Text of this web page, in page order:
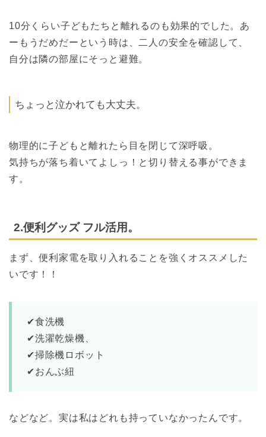
10分くらい子どもたちと離れるのも効果的でした。 あ
ーもうだめだーという時は、二人の安全を確認して、
自分は隣の部屋にそっと避難。
ちょっと泣かれても大丈夫。
物理的に子どもと離れたら目を閉じて深呼吸。
気持ちが落ち着いてよしっ！ と切り替える事ができま
す。
2.便利グッズ フル活用。
まず、便利家電を取り入れることを強くオススメした
いです！！
✔︎食洗機
✔︎洗濯乾燥機、
✔︎掃除機ロボット
✔︎おんぶ紐
などなど。 実は私はどれも持っていなかったんです。